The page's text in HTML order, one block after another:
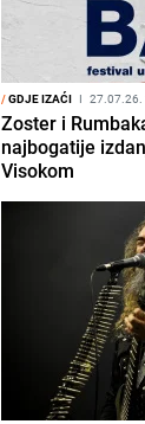
/GDJE IZAĆI I 27.07.26.
Zoster i
najbogatije
Visokom